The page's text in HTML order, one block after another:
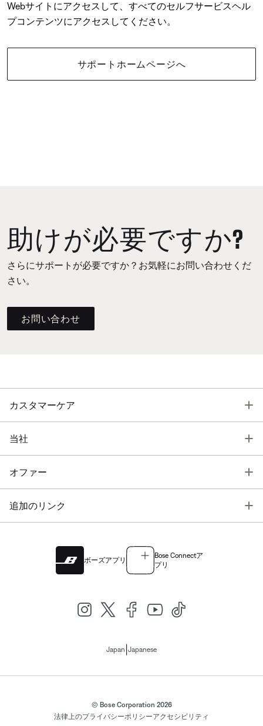
Webサイトにアクセスして、すべてのセルフサービスヘル
プコンテンツにアクセスしてください。
サポートホームページへ
助けが必要ですか?
さらにサポートが必要ですか？お気軽にお問い合わせくだ
さい。
お問い合わせ
カスタマーケア
当社
オファー
追加のリンク
ボーズアプリ
Bose Connectア
プリ
Japan Japanese
© Bose Corporation 2026
法律上のプライバシーポリシーアクセシビリティ